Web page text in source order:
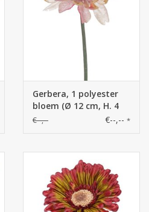
Gerbera, 1 polyester
bloem (Ø 12 cm, H. 4
cm), groene plastic
€--,-- €--,-- *